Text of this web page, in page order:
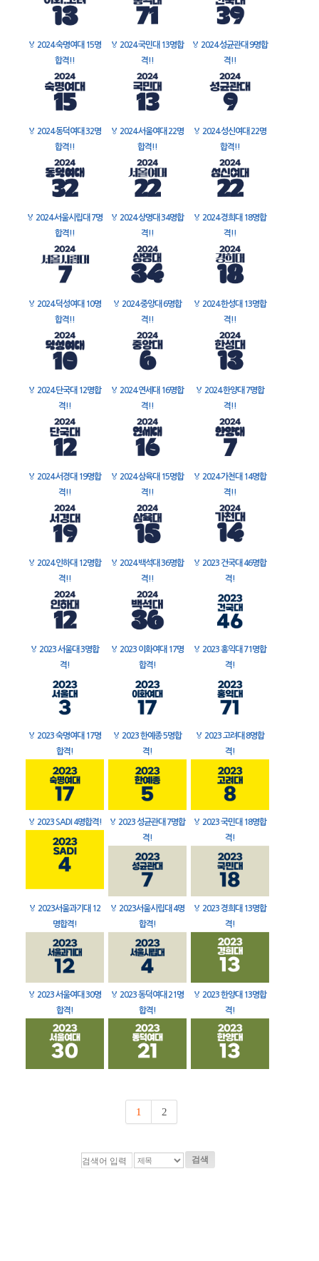
🏅 2024 숙명여대 15명
합격!!
🏅 2024 국민대 13명합
격!!
🏅 2024 성균관대 9명합
격!!
🏅 2024 동덕여대 32명
합격!!
🏅 2024 서울여대 22명
합격!!
🏅 2024 성신여대 22명
합격!!
🏅 2024 서울시립대 7명
합격!!
🏅 2024 상명대 34명합
격!!
🏅 2024 경희대 18명합
격!!
🏅 2024 덕성여대 10명
합격!!
🏅 2024 중앙대 6명합
격!!
🏅 2024 한성대 13명합
격!!
🏅 2024 단국대 12명합
격!!
🏅 2024 연세대 16명합
격!!
🏅 2024 한양대 7명합
격!!
🏅 2024 서경대 19명합
격!!
🏅 2024 삼육대 15명합
격!!
🏅 2024 가천대 14명합
격!!
🏅 2024 인하대 12명합
격!!
🏅 2024 백석대 36명합
격!!
🏅 2023 건국대 46명합
격!
🏅 2023 서울대 3명합
격!
🏅 2023 이화여대 17명
합격!
🏅 2023 홍익대 71명합
격!
🏅 2023 숙명여대 17명
합격!
🏅 2023 한예종 5명합
격!
🏅 2023 고려대 8명합
격!
🏅 2023 SADI 4명합격! 🏅 2023 성균관대 7명합
격!
🏅 2023 국민대 18명합
격!
🏅 2023서울과기대 12
명합격!
🏅 2023서울시립대 4명
합격!
🏅 2023 경희대 13명합
격!
🏅 2023 서울여대 30명
합격!
🏅 2023 동덕여대 21명
합격!
🏅 2023 한양대 13명합
격!
1 2
검색